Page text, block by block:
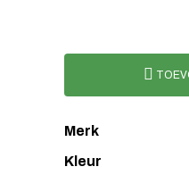
Merk
Kleur